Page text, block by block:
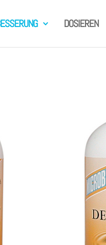
DOSIEREN